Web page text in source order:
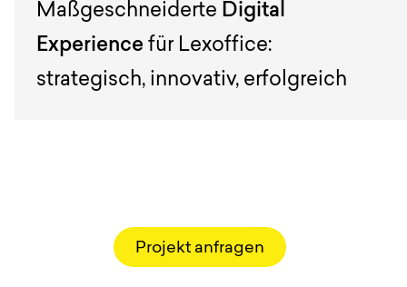
Maßgeschneiderte Digital
Experience für Lexoffice:
strategisch, innovativ, erfolgreich
Projekt anfragen